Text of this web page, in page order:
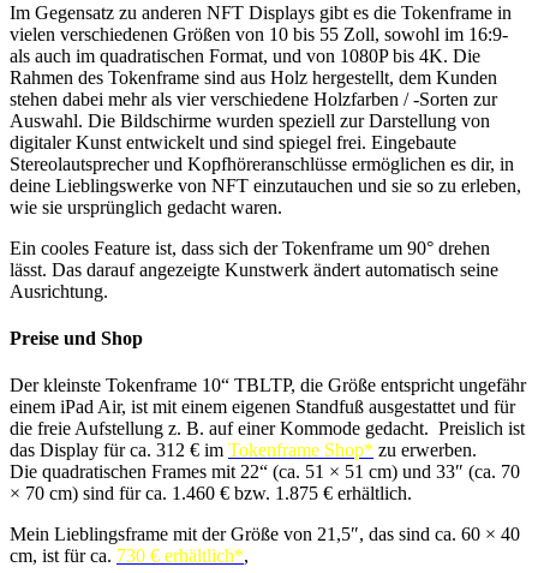
Im Gegensatz zu anderen NFT Displays gibt es die Tokenframe in
vielen verschiedenen Größen von 10 bis 55 Zoll, sowohl im 16:9-
als auch im quadratischen Format, und von 1080P bis 4K. Die
Rahmen des Tokenframe sind aus Holz hergestellt, dem Kunden
stehen dabei mehr als vier verschiedene Holzfarben / -Sorten zur
Auswahl. Die Bildschirme wurden speziell zur Darstellung von
digitaler Kunst entwickelt und sind spiegel frei. Eingebaute
Stereolautsprecher und Kopfhöreranschlüsse ermöglichen es dir, in
deine Lieblingswerke von NFT einzutauchen und sie so zu erleben,
wie sie ursprünglich gedacht waren.
Ein cooles Feature ist, dass sich der Tokenframe um 90° drehen
lässt. Das darauf angezeigte Kunstwerk ändert automatisch seine
Ausrichtung.
Preise und Shop
Der kleinste Tokenframe 10“ TBLTP, die Größe entspricht ungefähr
einem iPad Air, ist mit einem eigenen Standfuß ausgestattet und für
die freie Aufstellung z. B. auf einer Kommode gedacht. Preislich ist
das Display für ca. 312 € im Tokenframe Shop* zu erwerben.
Die quadratischen Frames mit 22“ (ca. 51 × 51 cm) und 33″ (ca. 70
× 70 cm) sind für ca. 1.460 € bzw. 1.875 € erhältlich.
Mein Lieblingsframe mit der Größe von 21,5″, das sind ca. 60 × 40
cm, ist für ca. 730 € erhältlich*,